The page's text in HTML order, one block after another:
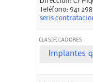
Teléfono: 941
CLASIFICADORES
Implantes